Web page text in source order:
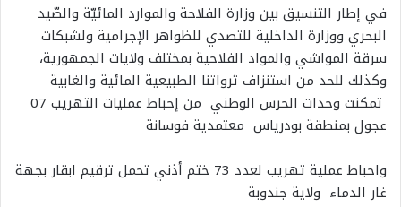
في إطار التنسيق بين وزارة الفلاحة والموارد المائيّة والصّيد
البحري ووزارة الداخلية للتصدي للظواهر الإجرامية ولشبكات
سرقة المواشي والمواد الفلاحية بمختلف ولايات الجمهورية،
وكذلك للحد من استنزاف ثرواتنا الطبيعية المائية والغابية
تمكنت وحدات الحرس الوطني من إحباط عمليات التهريب 07
عجول بمنطقة بودرياس معتمدية فوسانة
واحباط عملية تهريب لعدد 73 ختم أذني تحمل ترقيم ابقار بجهة
غار الدماء ولاية جندوبة